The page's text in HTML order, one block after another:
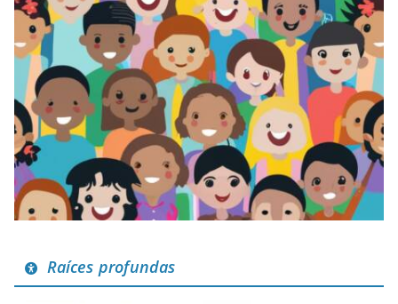
Raíces profundas